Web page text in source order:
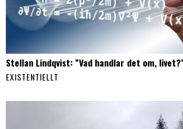
Stellan Lindqvist: ”Vad handlar det om,
EXISTENTIELLT